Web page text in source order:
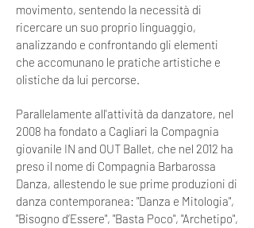
movimento, sentendo la necessità di
ricercare un suo proprio linguaggio,
analizzando e confrontando gli elementi
che accomunano le pratiche artistiche e
olistiche da lui percorse.
Parallelamente all'attività da danzatore, nel
2008 ha fondato a Cagliari la Compagnia
giovanile IN and OUT Ballet, che nel 2012 ha
preso il nome di Compagnia Barbarossa
Danza, allestendo le sue prime produzioni di
danza contemporanea: "Danza e Mitologia",
"Bisogno d’Essere", "Basta Poco", "Archetipo",